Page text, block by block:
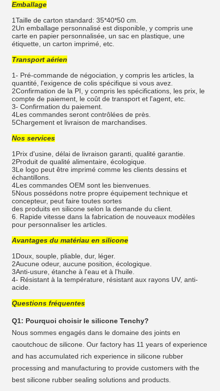
Emballage
1Taille de carton standard: 35*40*50 cm.
2Un emballage personnalisé est disponible, y compris une
carte en papier personnalisée, un sac en plastique, une
étiquette, un carton imprimé, etc.
Transport aérien
1- Pré-commande de négociation, y compris les articles, la
quantité, l'exigence de colis spécifique si vous avez.
2Confirmation de la PI, y compris les spécifications, les prix, le
compte de paiement, le coût de transport et l'agent, etc.
3- Confirmation du paiement.
4Les commandes seront contrôlées de près.
5Chargement et livraison de marchandises.
Nos services
1Prix d'usine, délai de livraison garanti, qualité garantie.
2Produit de qualité alimentaire, écologique.
3Le logo peut être imprimé comme les clients dessins et
échantillons.
4Les commandes OEM sont les bienvenues.
5Nous possédons notre propre équipement technique et
concepteur, peut faire toutes sortes
des produits en silicone selon la demande du client.
6. Rapide vitesse dans la fabrication de nouveaux modèles
pour personnaliser les articles.
Avantages du matériau en silicone
1Doux, souple, pliable, dur, léger.
2Aucune odeur, aucune position, écologique.
3Anti-usure, étanche à l'eau et à l'huile.
4- Résistant à la température, résistant aux rayons UV, anti-
acide.
Questions fréquentes
Q1: Pourquoi choisir le silicone Tenchy?
Nous sommes engagés dans le domaine des joints en
caoutchouc de silicone. Our factory has 11 years of experience
and has accumulated rich experience in silicone rubber
processing and manufacturing to provide customers with the
best silicone rubber sealing solutions and products.